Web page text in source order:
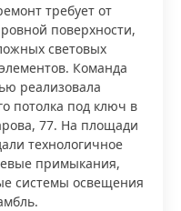
требует от
поверхности,
световых
Команда
реализовала
потолка под ключ в
77. На площади
технологичное
примыкания,
системы освещения